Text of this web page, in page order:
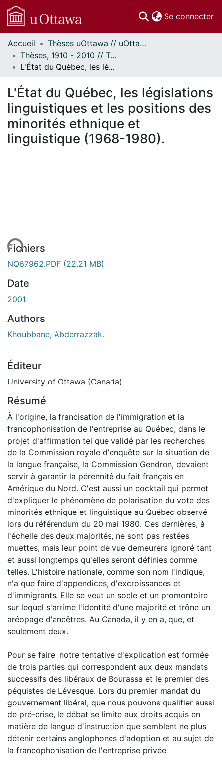
Se connecter
Communautés
et collections
Parcourir
Statistiques
À propos
Accueil
Thèses uOttawa // uOttawa Theses
Thèses, 1910 - 2010 // Theses, 1910 - 2010
L'État du Québec, les législations linguistiques et les positions des minorités ethnique et linguistique (1968-1980).
L'État du Québec, les législations
linguistiques et les positions des
minorités ethnique et
linguistique (1968-1980).
Fichiers
NQ67962.PDF (22.21 MB)
Date
2001
Authors
Khoubbane, Abderrazzak.
Éditeur
University of Ottawa (Canada)
Résumé
À l'origine, la francisation de l'immigration et la
francophonisation de l'entreprise au Québec, dans le
projet d'affirmation tel que validé par les recherches
de la Commission royale d'enquête sur la situation de
la langue française, la Commission Gendron, devaient
servir à garantir la pérennité du fait français en
Amérique du Nord. C'est aussi un cocktail qui permet
d'expliquer le phénomène de polarisation du vote des
minorités ethnique et linguistique au Québec observé
lors du référendum du 20 mai 1980. Ces dernières, à
l'échelle des deux majorités, ne sont pas restées
muettes, mais leur point de vue demeurera ignoré tant
et aussi longtemps qu'elles seront définies comme
telles. L'histoire nationale, comme son nom l'indique,
n'a que faire d'appendices, d'excroissances et
d'immigrants. Elle se veut un socle et un promontoire
sur lequel s'arrime l'identité d'une majorité et trône un
aréopage d'ancêtres. Au Canada, il y en a, que, et
seulement deux.
Pour se faire, notre tentative d'explication est formée
de trois parties qui correspondent aux deux mandats
successifs des libéraux de Bourassa et le premier des
péquistes de Lévesque. Lors du premier mandat du
gouvernement libéral, que nous pouvons qualifier aussi
de pré-crise, le débat se limite aux droits acquis en
matière de langue d'instruction que semblent ne plus
détenir certains anglophones d'adoption et au sujet de
la francophonisation de l'entreprise privée.